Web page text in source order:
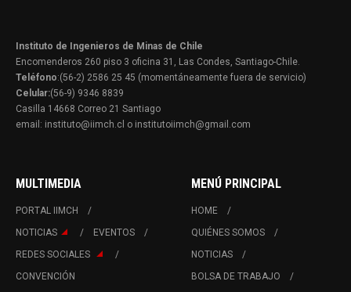
Instituto de Ingenieros de Minas de Chile
Encomenderos 260 piso 3 oficina 31, Las Condes, Santiago-Chile.
Teléfono:(56-2) 2586 25 45 (momentáneamente fuera de servicio)
Celular:(56-9) 9346 8839
Casilla 14668 Correo 21 Santiago
email: instituto@iimch.cl o institutoiimch@gmail.com
MULTIMEDIA
PORTAL IIMCH
NOTICIAS
EVENTOS
REDES SOCIALES
CONVENCIÓN
MENÚ PRINCIPAL
HOME
QUIÉNES SOMOS
NOTICIAS
BOLSA DE TRABAJO